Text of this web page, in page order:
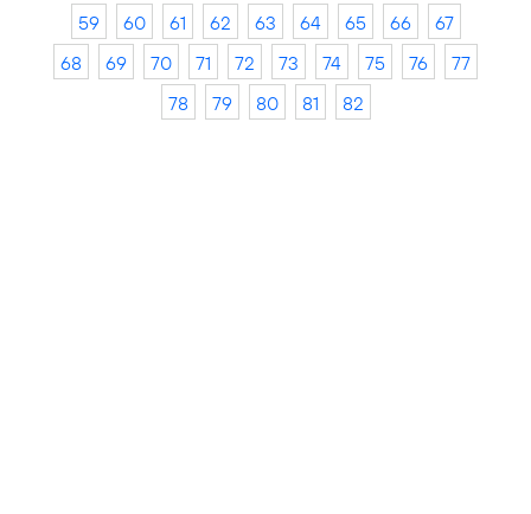
59
60 61 62 63 64 65 66
67
68
69 70 71 72 73 74 75 76
77
78
79 80 81 82